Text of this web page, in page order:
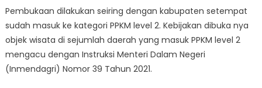
Pembukaan dilakukan seiring dengan kabupaten setempat
sudah masuk ke kategori PPKM level 2. Kebijakan dibuka nya
objek wisata di sejumlah daerah yang masuk PPKM level 2
mengacu dengan Instruksi Menteri Dalam Negeri
(Inmendagri) Nomor 39 Tahun 2021.